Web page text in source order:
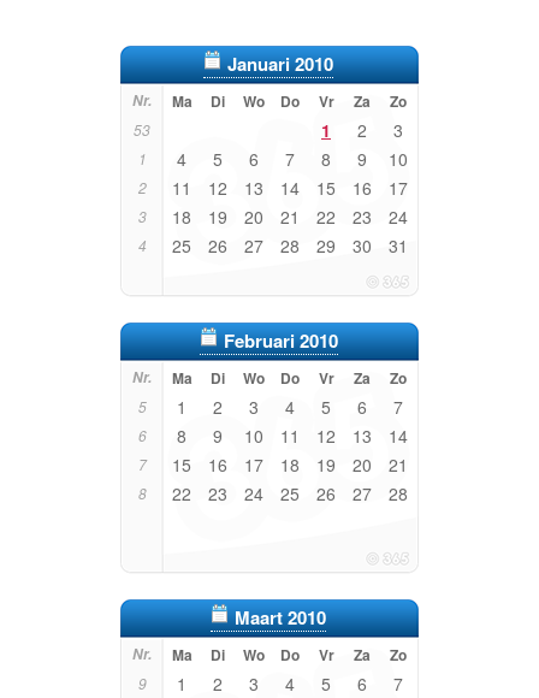
Januari 2010
Nr. Ma Di Wo Do Vr Za Zo
53 1 2 3
1 4 5 6 7 8 9 10
2 11 12 13 14 15 16 17
3 18 19 20 21 22 23 24
4 25 26 27 28 29 30 31
Februari 2010
Nr. Ma Di Wo Do Vr Za Zo
5 1 2 3 4 5 6 7
6 8 9 10 11 12 13 14
7 15 16 17 18 19 20 21
8 22 23 24 25 26 27 28
Maart 2010
Nr. Ma Di Wo Do Vr Za Zo
9 1 2 3 4 5 6 7